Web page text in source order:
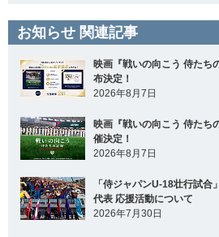
お知らせ 関連記事
映画『戦いの向こう 侍たち
布決定！
2026年8月7日
映画『戦いの向こう 侍たち
催決定！
2026年8月7日
「侍ジャパンU-18壮行試
代表 応援活動について
2026年7月30日